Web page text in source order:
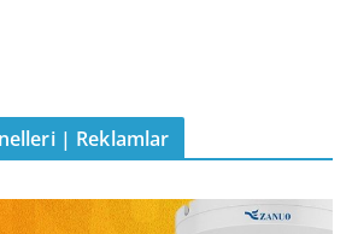
| Reklamlar